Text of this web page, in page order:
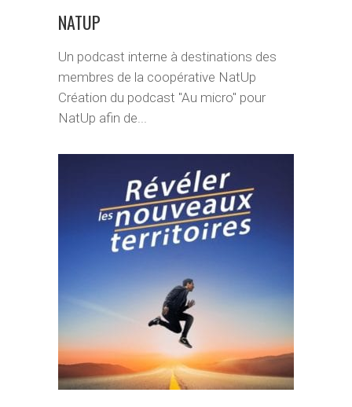
NATUP
Un podcast interne à destinations des
membres de la coopérative NatUp
Création du podcast "Au micro" pour
NatUp afin de...